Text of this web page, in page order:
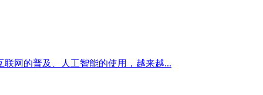
网的普及、人工智能的使用，越来越...